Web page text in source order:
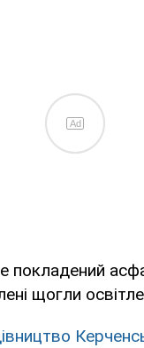
Ad
покладений
щогли